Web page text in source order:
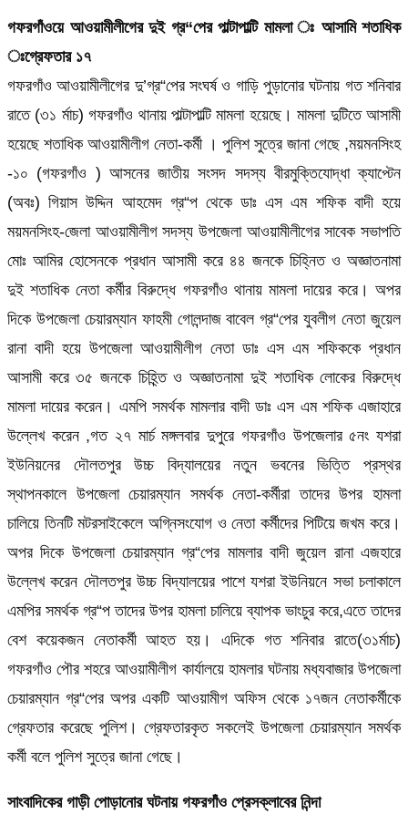
গফরগাঁওয়ে আওয়ামীলীগের দুই গ্র“পের পাল্টাপাল্টি মামলা ঃ আসামি শতাধিক
ঃগ্রেফতার ১৭
গফরগাঁও আওয়ামীলীগের দু’গ্র“পের সংঘর্ষ ও গাড়ি পুড়ানোর ঘটনায় গত শনিবার
রাতে (৩১ র্মাচ) গফরগাঁও থানায় পাল্টাপাল্টি মামলা হয়েছে। মামলা দুটিতে আসামী
হয়েছে শতাধিক আওয়ামীলীগ নেতা-কর্মী । পুলিশ সুত্রে জানা গেছে ,ময়মনসিংহ
-১০ (গফরগাঁও ) আসনের জাতীয় সংসদ সদস্য বীরমুক্তিযোদ্ধা ক্যাপ্টেন
(অবঃ) গিয়াস উদ্দিন আহমেদ গ্র“প থেকে ডাঃ এস এম শফিক বাদী হয়ে
ময়মনসিংহ-জেলা আওয়ামীলীগ সদস্য উপজেলা আওয়ামীলীগের সাবেক সভাপতি
মোঃ আমির হোসেনকে প্রধান আসামী করে ৪৪ জনকে চিহ্নিত ও অজ্ঞাতনামা
দুই শতাধিক নেতা কর্মীর বিরুদ্ধে গফরগাঁও থানায় মামলা দায়ের করে। অপর
দিকে উপজেলা চেয়ারম্যান ফাহমী গোলন্দাজ বাবেল গ্র“পের যুবলীগ নেতা জুয়েল
রানা বাদী হয়ে উপজেলা আওয়ামীলীগ নেতা ডাঃ এস এম শফিককে প্রধান
আসামী করে ৩৫ জনকে চিহ্ন্তি ও অজ্ঞাতনামা দুই শতাধিক লোকের বিরুদ্ধে
মামলা দায়ের করেন। এমপি সমর্থক মামলার বাদী ডাঃ এস এম শফিক এজাহারে
উল্লেখ করেন ,গত ২৭ মার্চ মঙ্গলবার দুপুরে গফরগাঁও উপজেলার ৫নং যশরা
ইউনিয়নের দৌলতপুর উচ্চ বিদ্যালয়ের নতুন ভবনের ভিত্তি প্রস্থর
স্থাপনকালে উপজেলা চেয়ারম্যান সমর্থক নেতা-কর্মীরা তাদের উপর হামলা
চালিয়ে তিনটি মটরসাইকেলে অগ্নিসংযোগ ও নেতা কর্মীদের পিটিয়ে জখম করে।
অপর দিকে উপজেলা চেয়ারম্যান গ্র“পের মামলার বাদী জুয়েল রানা এজহারে
উল্লেখ করেন দৌলতপুর উচ্চ বিদ্যালয়ের পাশে যশরা ইউনিয়নে সভা চলাকালে
এমপির সমর্থক গ্র“প তাদের উপর হামলা চালিয়ে ব্যাপক ভাংচুর করে,এতে তাদের
বেশ কয়েকজন নেতাকর্মী আহত হয়। এদিকে গত শনিবার রাতে(৩১র্মাচ)
গফরগাঁও পৌর শহরে আওয়ামীলীগ কার্যালয়ে হামলার ঘটনায় মধ্যবাজার উপজেলা
চেয়ারম্যান গ্র“পের অপর একটি আওয়ামীগ অফিস থেকে ১৭জন নেতাকর্মীকে
গ্রেফতার করেছে পুলিশ। গ্রেফতারকৃত সকলেই উপজেলা চেয়ারম্যান সমর্থক
কর্মী বলে পুলিশ সুত্রে জানা গেছে।
সাংবাদিকের গাড়ী পোড়ানোর ঘটনায় গফরগাঁও প্রেসক্লাবের নিন্দা